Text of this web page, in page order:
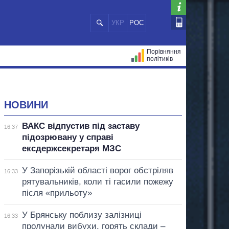
УКР РОС
Порівняння
політиків
НОВИНИ
16:37
ВАКС відпустив під заставу
підозрювану у справі
ексдержсекретаря МЗС
16:33
У Запорізькій області ворог обстріляв
рятувальників, коли ті гасили пожежу
після «прильоту»
16:33
У Брянську поблизу залізниці
пролунали вибухи, горять склади –